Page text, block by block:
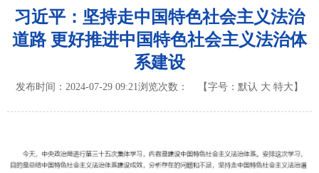
习近平：坚持走中国特色社会主义法治
道路 更好推进中国特色社会主义法治体
系建设
发布时间：2024-07-29 09:21浏览次数： 【字号： 默认 大 特大 】